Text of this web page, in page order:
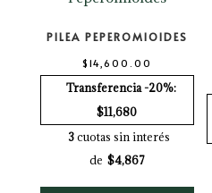
PILEA PEPEROMIOIDES
$ 14,600.00
Transferencia -20%:
$11,680
3cuotas sin interés
de $4,867